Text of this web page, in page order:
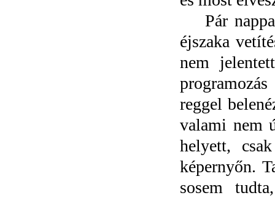
Pár nappal
éjszaka
nem
reggel
valami nem
helyett,
képernyőn.
sosem